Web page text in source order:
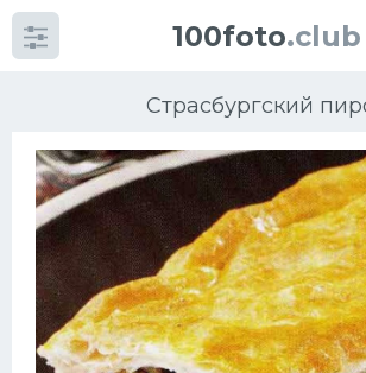
100foto.club
Страсбургский
Категориикартинок
Супы